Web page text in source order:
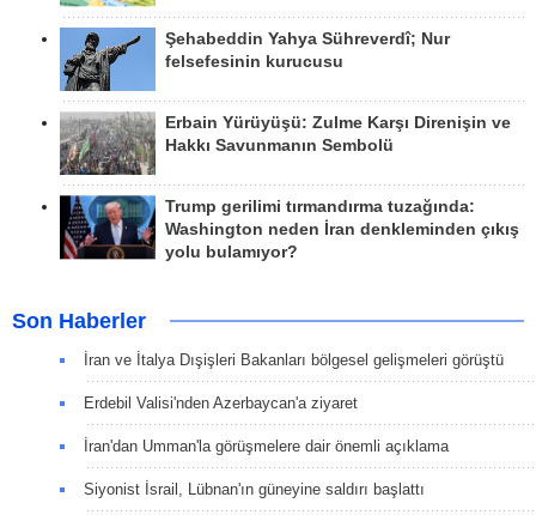
Şehabeddin Yahya Sühreverdî; Nur
felsefesinin kurucusu
Erbain Yürüyüşü: Zulme Karşı Direnişin ve
Hakkı Savunmanın Sembolü
Trump gerilimi tırmandırma tuzağında:
Washington neden İran denkleminden çıkış
yolu bulamıyor?
Son Haberler
İran ve İtalya Dışişleri Bakanları bölgesel gelişmeleri görüştü
Erdebil Valisi'nden Azerbaycan'a ziyaret
İran'dan Umman'la görüşmelere dair önemli açıklama
Siyonist İsrail, Lübnan'ın güneyine saldırı başlattı